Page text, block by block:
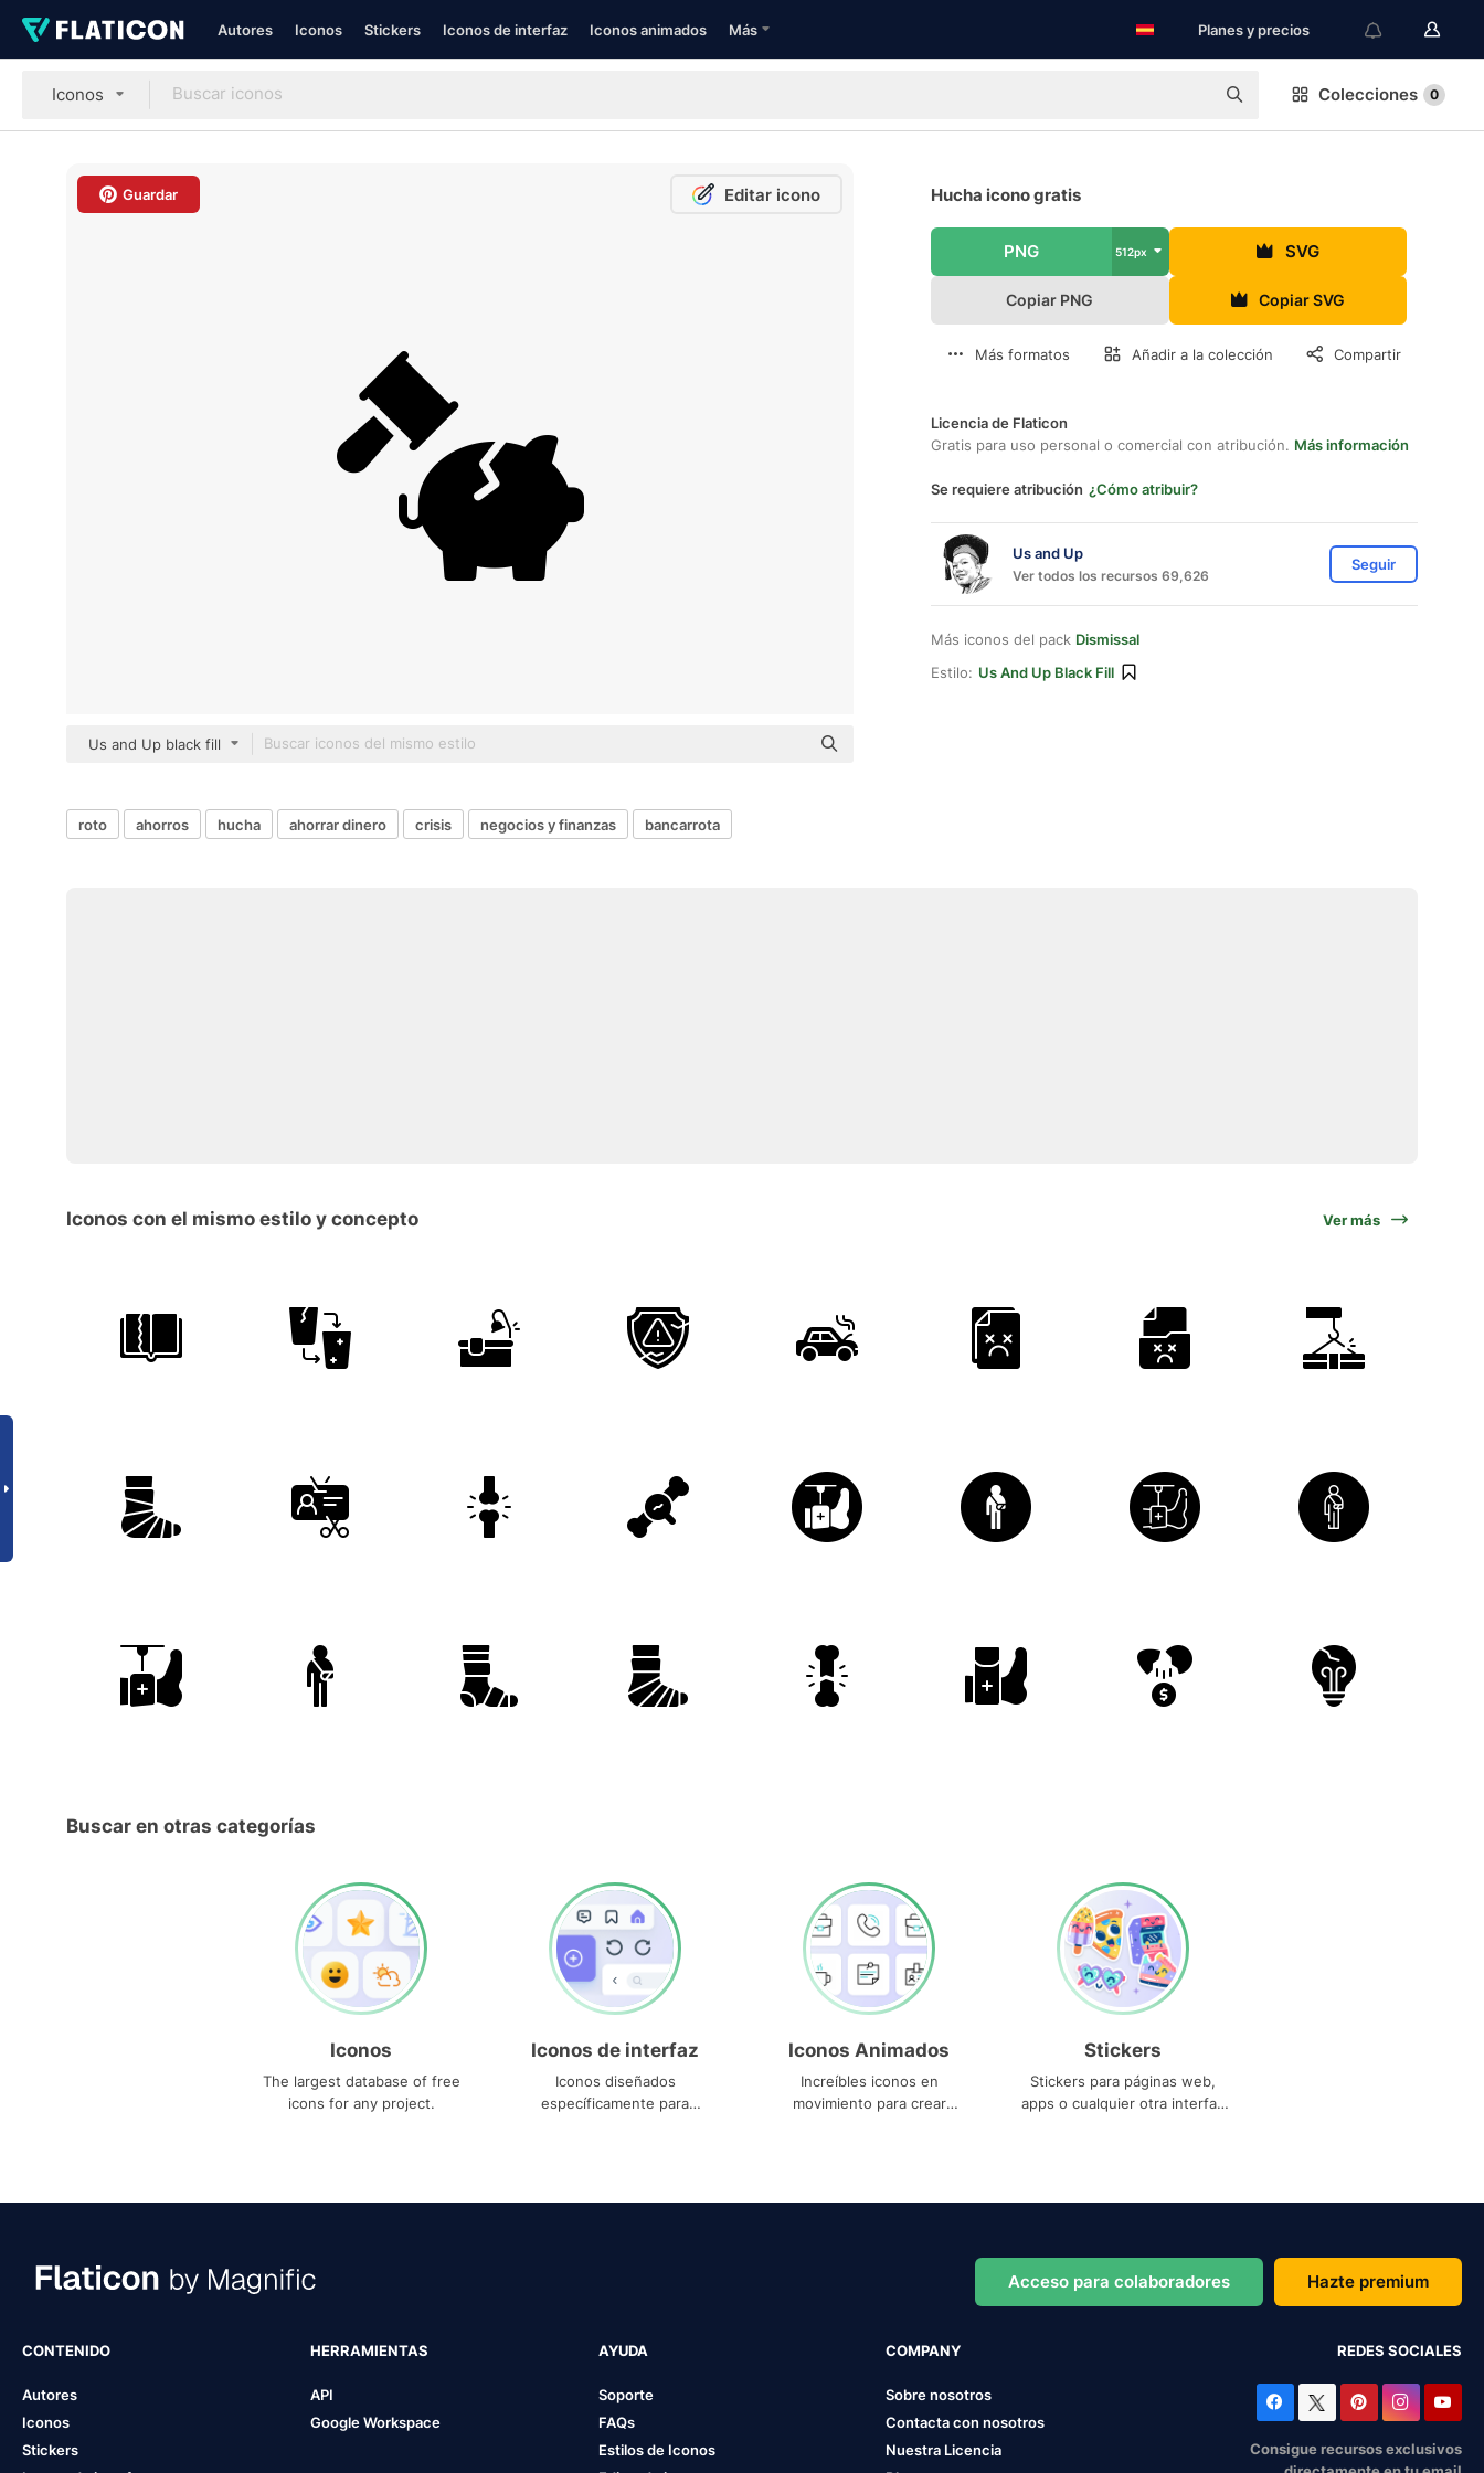
Autores Iconos Stickers Iconos de interfaz Iconos animados Más Planes y precios
Iconos Colecciones 0
Guardar Editar icono
Us and Up black fill
Hucha icono gratis
PNG 512px SVG
Copiar PNG Copiar SVG
Más formatos Añadir a la colección Compartir
Licencia de Flaticon
Gratis para uso personal o comercial con atribución. Más información
Se requiere atribución ¿Cómo atribuir?
Us and Up
Ver todos los recursos 69,626
Seguir
Más iconos del pack Dismissal
Estilo: Us And Up Black Fill
roto ahorros hucha ahorrar dinero crisis negocios y finanzas bancarrota
Iconos con el mismo estilo y concepto Ver más
Buscar en otras categorías
Iconos
The largest database of free
icons for any project.
Iconos de interfaz
Iconos diseñados
específicamente para
Iconos Animados
Increíbles iconos en
movimiento para crear
Stickers
Stickers para páginas web,
apps o cualquier otra interfaz
Acceso para colaboradores Hazte premium
CONTENIDO
Autores
Iconos
Stickers
HERRAMIENTAS
API
Google Workspace
AYUDA
Soporte
FAQs
Estilos de Iconos
COMPANY
Sobre nosotros
Contacta con nosotros
Nuestra Licencia
REDES SOCIALES
Consigue recursos exclusivos